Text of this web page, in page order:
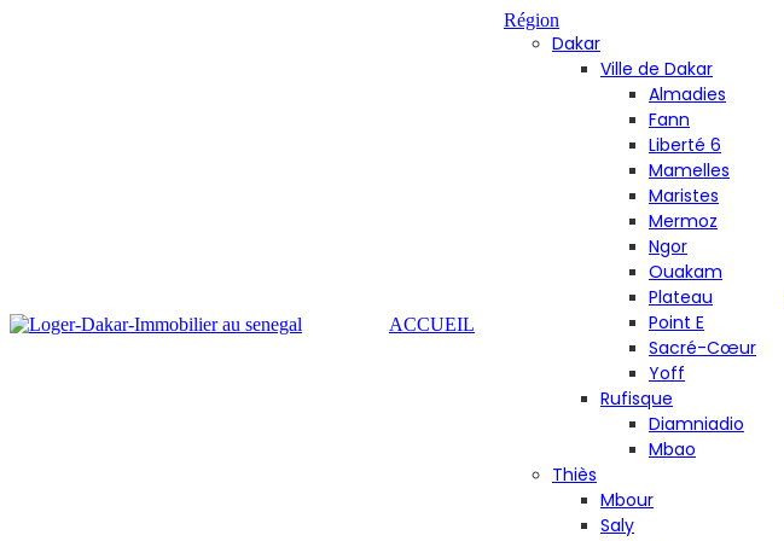
ACCUEIL
Région
Dakar
Ville de Dakar
Almadies
Fann
Liberté 6
Mamelles
Maristes
Mermoz
Ngor
Ouakam
Plateau
Point E
Sacré-Cœur
Yoff
Rufisque
Diamniadio
Mbao
Thiès
Mbour
Saly